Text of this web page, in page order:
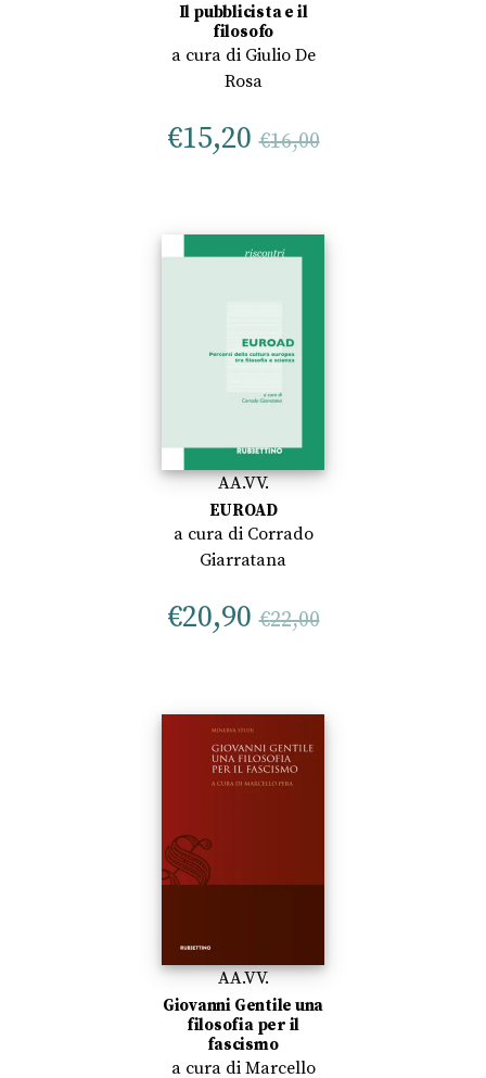
Il pubblicista e il
filosofo
a cura di Giulio De
Rosa
€15,20 €16,00
AA.VV.
EUROAD
a cura di Corrado
Giarratana
€20,90 €22,00
AA.VV.
Giovanni Gentile una
filosofia per il
fascismo
a cura di Marcello